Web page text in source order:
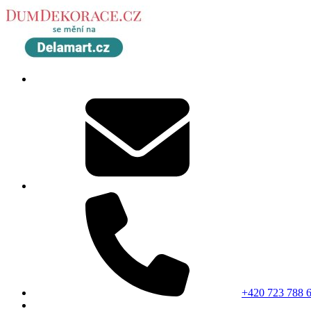
+420 723 788